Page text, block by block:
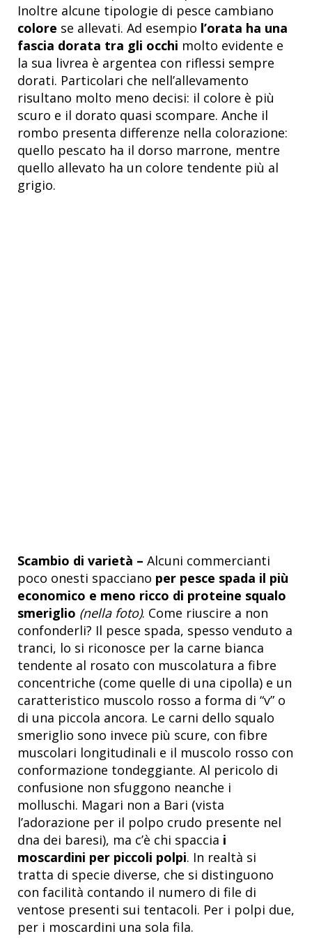
Inoltre alcune tipologie di pesce cambiano
colore se allevati. Ad esempio l’orata ha una
fascia dorata tra gli occhi molto evidente e
la sua livrea è argentea con riflessi sempre
dorati. Particolari che nell’allevamento
risultano molto meno decisi: il colore è più
scuro e il dorato quasi scompare. Anche il
rombo presenta differenze nella colorazione:
quello pescato ha il dorso marrone, mentre
quello allevato ha un colore tendente più al
grigio.
Scambio di varietà – Alcuni commercianti
poco onesti spacciano per pesce spada il più
economico e meno ricco di proteine squalo
smeriglio (nella foto). Come riuscire a non
confonderli? Il pesce spada, spesso venduto a
tranci, lo si riconosce per la carne bianca
tendente al rosato con muscolatura a fibre
concentriche (come quelle di una cipolla) e un
caratteristico muscolo rosso a forma di “v” o
di una piccola ancora. Le carni dello squalo
smeriglio sono invece più scure, con fibre
muscolari longitudinali e il muscolo rosso con
conformazione tondeggiante. Al pericolo di
confusione non sfuggono neanche i
molluschi. Magari non a Bari (vista
l’adorazione per il polpo crudo presente nel
dna dei baresi), ma c’è chi spaccia i
moscardini per piccoli polpi. In realtà si
tratta di specie diverse, che si distinguono
con facilità contando il numero di file di
ventose presenti sui tentacoli. Per i polpi due,
per i moscardini una sola fila.